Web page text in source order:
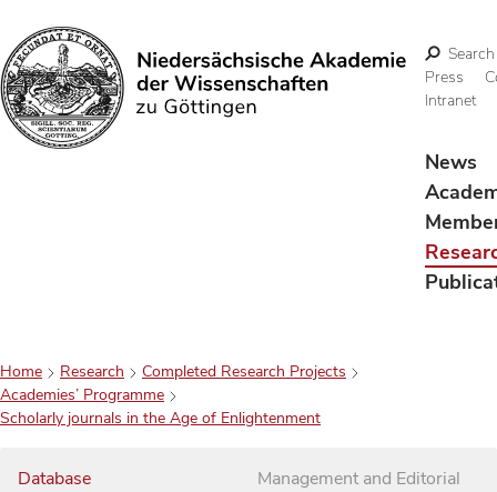
Search
Search
Press
Intranet
News
Home Research
Completed Research Projects
Academies’ Programme
Scholarly journals in the Age of Enlightenment
Database
Management and Editorial